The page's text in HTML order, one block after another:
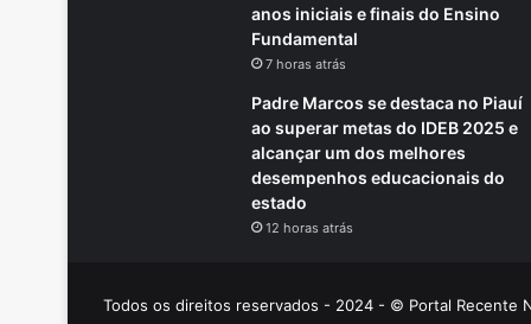
anos iniciais e finais do Ensino
Fundamental
7 horas atrás
Padre Marcos se destaca no Piauí
ao superar metas do IDEB 2025 e
alcançar um dos melhores
desempenhos educacionais do
estado
12 horas atrás
Todos os direitos reservados - 2024 - © Portal Recente